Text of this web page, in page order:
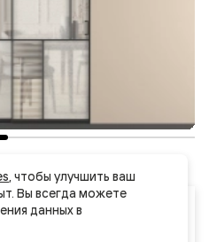
город
проёма скрытое
, чтобы улучшить ваш
Вы всегда можете
данных в